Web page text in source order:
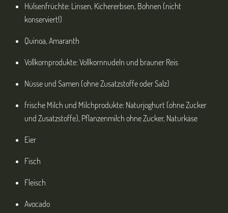
Hülsenfrüchte: Linsen, Kichererbsen, Bohnen (nicht
konserviert!)
Quinoa, Amaranth
Vollkornprodukte: Vollkornnudeln und brauner Reis
Nüsse und Samen (ohne Zusatzstoffe oder Salz)
frische Milch und Milchprodukte: Naturjoghurt (ohne Zucker
und Zusatzstoffe), Pflanzenmilch ohne Zucker, Naturkäse
Eier
Fisch
Fleisch
Avocado